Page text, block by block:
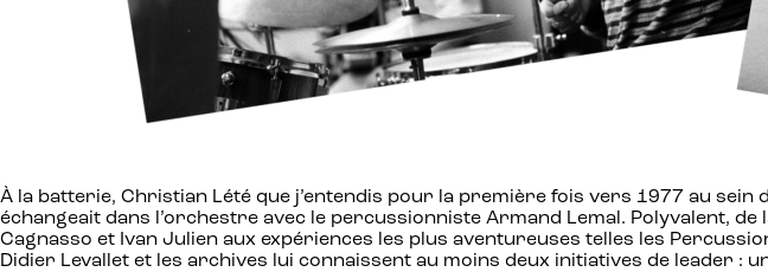
À la batterie, Christian Lété que j’entendis pour la première fois vers 1977 au
échangeait dans l’orchestre avec le percussionniste Armand Lemal. Polyvalent,
Cagnasso et Ivan Julien aux expériences les plus aventureuses telles les
Didier Levallet et les archives lui connaissent au moins deux initiatives de leader :